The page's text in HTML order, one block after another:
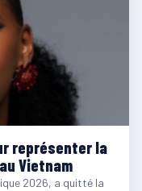
représenter la
Vietnam
2026, a quitté la